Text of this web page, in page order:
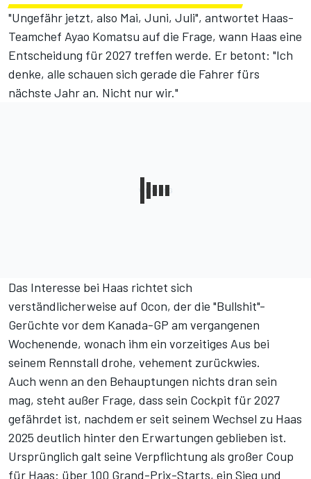
"Ungefähr jetzt, also Mai, Juni, Juli", antwortet Haas-
Teamchef Ayao Komatsu auf die Frage, wann Haas eine
Entscheidung für 2027 treffen werde. Er betont: "Ich
denke, alle schauen sich gerade die Fahrer fürs
nächste Jahr an. Nicht nur wir."
Das Interesse bei Haas richtet sich
verständlicherweise auf Ocon, der die "Bullshit"-
Gerüchte vor dem Kanada-GP am vergangenen
Wochenende, wonach ihm ein vorzeitiges Aus bei
seinem Rennstall drohe, vehement zurückwies.
Auch wenn an den Behauptungen nichts dran sein
mag, steht außer Frage, dass sein Cockpit für 2027
gefährdet ist, nachdem er seit seinem Wechsel zu Haas
2025 deutlich hinter den Erwartungen geblieben ist.
Ursprünglich galt seine Verpflichtung als großer Coup
für Haas: über 100 Grand-Prix-Starts, ein Sieg und